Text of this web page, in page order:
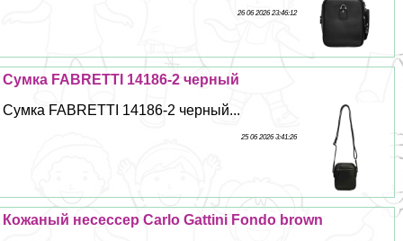
26 06 2026 23:46:12
Сумка FABRETTI 14186-2 черный
Сумка FABRETTI 14186-2 черный...
25 06 2026 3:41:26
Кожаный несессер Carlo Gattini Fondo brown